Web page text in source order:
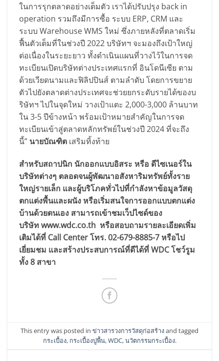
ในการรุกตลาดอย่างเต็มตัว เราได้ปรับปรุง back in
operation รวมถึงมีการซื้อ ระบบ ERP, CRM และ
ระบบ Warehouse WMS ใหม่ ซึ่งภายหลังที่ตลาดเริ่ม
ฟื้นตัวเต็มที่ในช่วงปี 2022 บริษัทฯ จะมองถึงเป้าใหญ่
ต่อเนื่องในระยะยาว ทั้งดำเนินแผนที่วางไว้ในการจด
ทะเบียนเปิดบริษัทต่างประเทศแรกที่ อินโดนีเซีย ตาม
ด้วยเวียดนามและฟิลิปปินส์ ตามลำดับ โดยการขยาย
ตัวไปยังตลาดต่างประเทศจะช่วยยกระดับรายได้ของบ
ริษัทฯ ไปในจุดใหม่ วางเป้าแตะ 2,000-3,000 ล้านบาท
ใน 3-5 ปีข้างหน้า พร้อมเป้าหมายสำคัญในการจด
ทะเบียนเข้าสู่ตลาดหลักทรัพย์ในช่วงปี 2024 ที่จะถึง
นี้” นายบัณฑิต เสริมทิ้งท้าย
สำหรับสถาปนิก นักออกแบบอิสระ หรือ ดีไซเนอร์ใน
บริษัทต่างๆ ตลอดจนผู้พัฒนาอสังหาริมทรัพย์ทั้งราย
ใหญ่รายเล็ก และผู้บริโภคทั่วไปที่กำลังหาข้อมูลวัสดุ
ตกแต่งพื้นและผนัง หรือเริ่มสนใจการออกแบบตกแต่ง
บ้านด้วยตนเอง สามารถเข้าชมเว็ปไซด์ของ
บริษัท www.wdc.co.th หรือสอบถามรายละเอียดเพิ่ม
เติมได้ที่ Call Center โทร. 02-679-8885-7 หรือไป
เยี่ยมชม และสร้างประสบการณ์ที่ดีได้ที่ WDC โชว์รูม
ทั้ง 8 สาขา
This entry was posted in ข่าวสารวงการวัสดุก่อสร้างand tagged
กระเบื้อง, กระเบื้องปูพื้น,WDC,นวัตกรรมกระเบื้อง.